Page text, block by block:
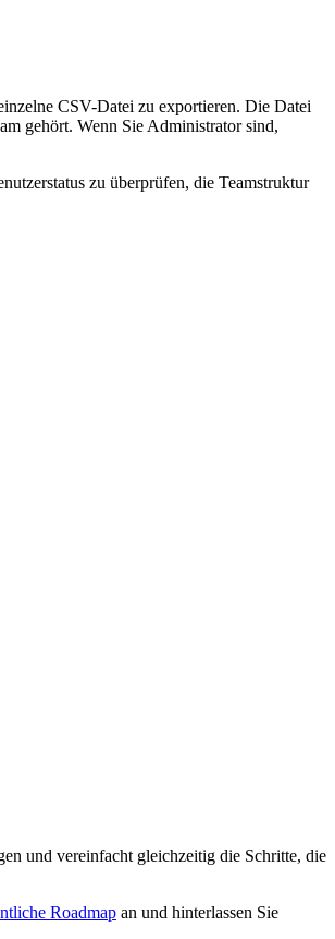
CSV-Datei zu exportieren. Die Datei
gehört. Wenn Sie Administrator sind,
zu überprüfen, die Teamstruktur
und vereinfacht gleichzeitig die Schritte, die
Roadmap an und hinterlassen Sie